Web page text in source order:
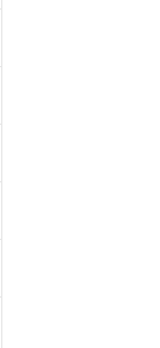
な範囲で利用する
有を証明するも
までの期間は出
とがない限り、